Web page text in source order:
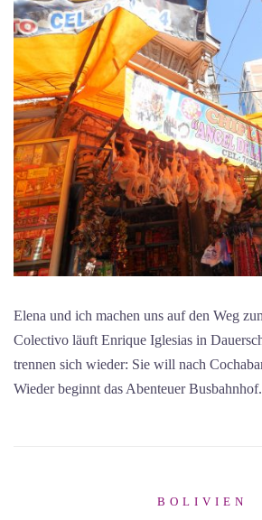
Elena und ich machen uns auf den Weg
Colectivo läuft Enrique Iglesias in
trennen sich wieder: Sie will nach
Wieder beginnt das Abenteuer Busbahnhof.
BOLIVIEN